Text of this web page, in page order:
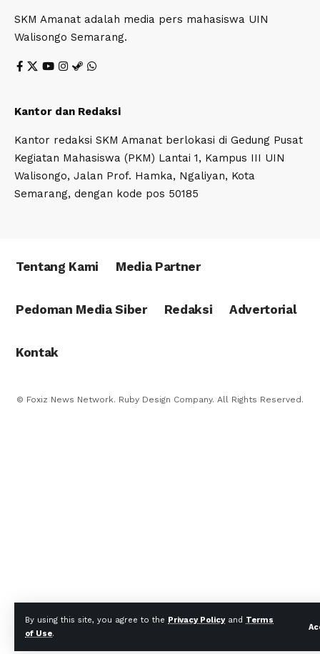
By using this site, you agree to the Privacy Policyand Terms
of Use.
SKM Amanat adalah media pers mahasiswa UIN
Walisongo Semarang.
Kantor dan Redaksi
Kantor redaksi SKM Amanat berlokasi di Gedung Pusat
Kegiatan Mahasiswa (PKM) Lantai 1, Kampus III UIN
Walisongo, Jalan Prof. Hamka, Ngaliyan, Kota
Semarang, dengan kode pos 50185
Tentang Kami Media Partner
Pedoman Media Siber Redaksi Advertorial
Kontak
© Foxiz News Network. Ruby Design Company. All Rights Reserved.